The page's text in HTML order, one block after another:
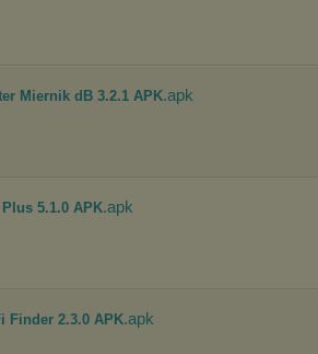
Miernik dB 3.2.1 APK.apk
5.1.0 APK.apk
Finder 2.3.0 APK.apk